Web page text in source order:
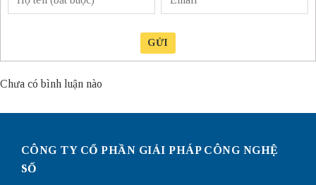
GỬI
Chưa có bình luận nào
CÔNG TY CỔ PHẦN GIẢI PHÁP CÔNG NGHỆ
SỐ